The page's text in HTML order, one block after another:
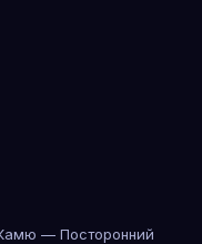
— Посторонний